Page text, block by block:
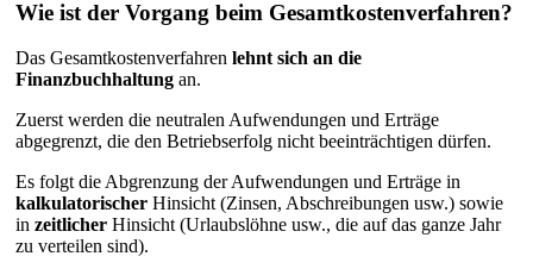
Wie ist der Vorgang beim Gesamtkostenverfahren?
Das Gesamtkostenverfahren lehnt sich an die
Finanzbuchhaltung an.
Zuerst werden die neutralen Aufwendungen und Erträge
abgegrenzt, die den Betriebserfolg nicht beeinträchtigen dürfen.
Es folgt die Abgrenzung der Aufwendungen und Erträge in
kalkulatorischer Hinsicht (Zinsen, Abschreibungen usw.) sowie
in zeitlicher Hinsicht (Urlaubslöhne usw., die auf das ganze Jahr
zu verteilen sind).